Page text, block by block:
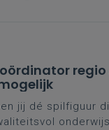
jij dé spilfiguur